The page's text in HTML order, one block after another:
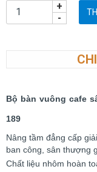
-
+
Bộ bàn vuông cafe
189
Nâng tầm đẳng cấp
ban công, sân thượng
Chất liệu nhôm hoàn